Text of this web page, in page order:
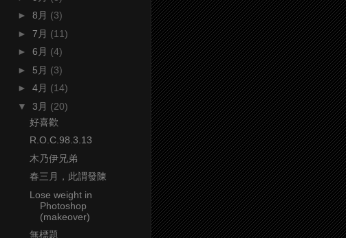
► 8月 (3)
► 7月 (11)
► 6月 (4)
► 5月 (3)
► 4月 (14)
▼ 3月 (20)
好喜歡
R.O.C.98.3.13
木乃伊兄弟
春三月，此謂發陳
Lose weight in
Photoshop
(makeover)
無標題